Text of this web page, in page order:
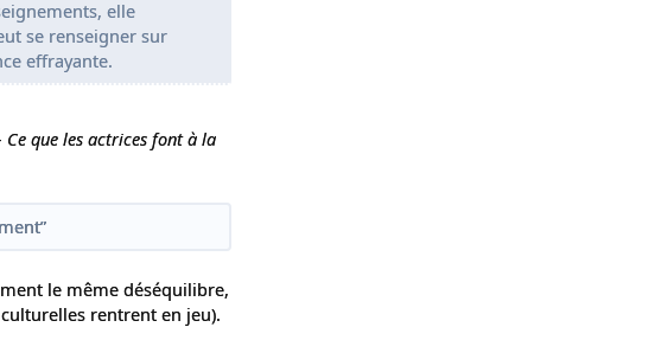
elle
se renseigner sur
effrayante.
Ce que les actrices font à la
le même déséquilibre,
rentrent en jeu).